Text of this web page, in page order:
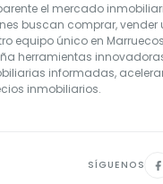
el mercado
buscan comprar, vender
equipo único en
herramientas
informadas,
inmobiliarios.
SÍGUENOS